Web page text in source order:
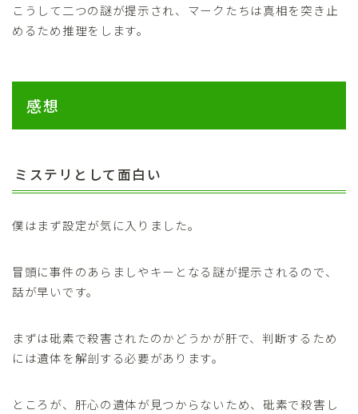
こうして二つの謎が提示され、マークたちは真相を突き止
めるため推理をします。
感想
ミステリとして面白い
僕はまず設定が気に入りました。
冒頭に事件のあらましやキーとなる謎が提示されるので、
話が早いです。
まずは砒素で殺害されたのかどうかが肝で、判断するため
には遺体を解剖する必要があります。
ところが、肝心の遺体が見つからないため、砒素で殺害し